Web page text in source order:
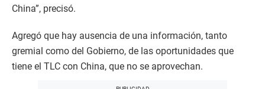
China”, precisó.
Agregó que hay ausencia de una información, tanto
gremial como del Gobierno, de las oportunidades que
tiene el TLC con China, que no se aprovechan.